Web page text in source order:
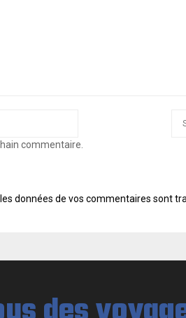
commentaire.
données de vos commentaires sont